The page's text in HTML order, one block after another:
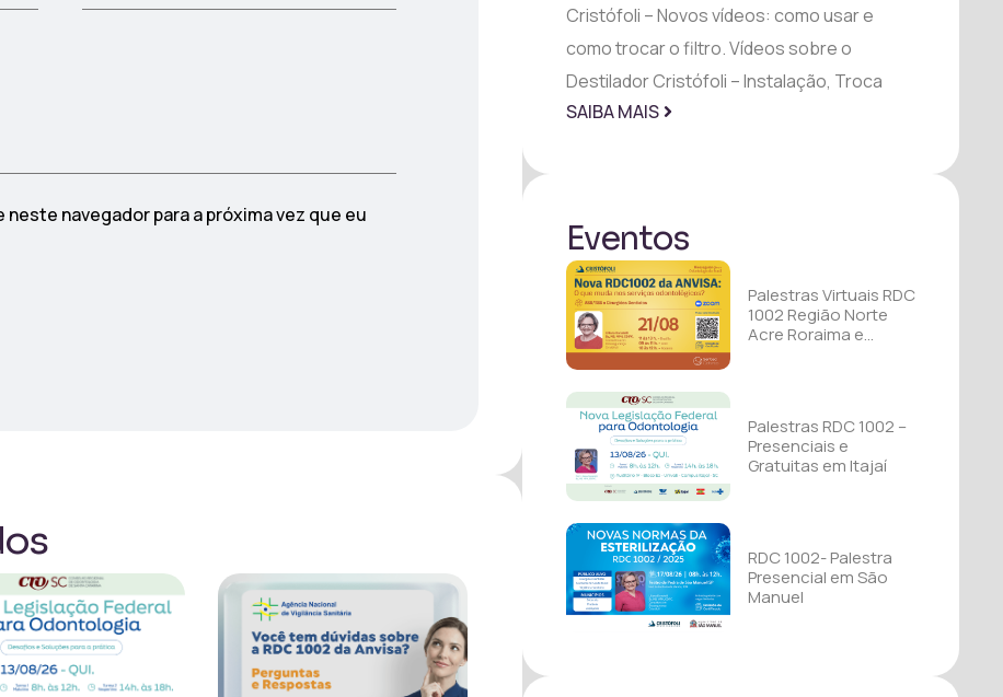
neste navegador para a próxima vez que eu
Cristófoli – Novos vídeos: como usar e
como trocar o filtro. Vídeos sobre o
Destilador Cristófoli – Instalação, Troca
SAIBA MAIS
Eventos
Palestras Virtuais RDC
1002 Região Norte
Acre Roraima e
Palestras RDC 1002 –
Presenciais e
Gratuitas em Itajaí
RDC 1002- Palestra
Presencial em São
Manuel